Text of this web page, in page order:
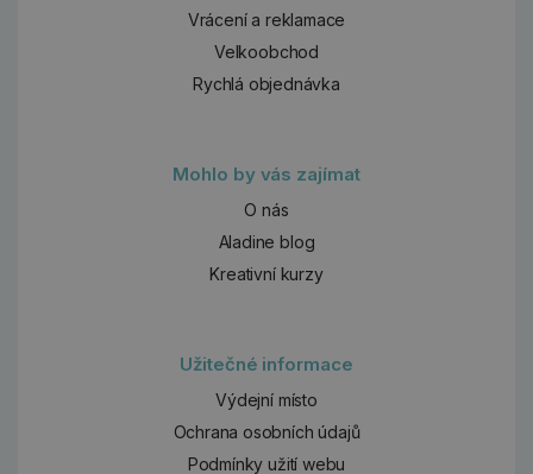
Vrácení a reklamace
Velkoobchod
Rychlá objednávka
Mohlo by vás zajímat
O nás
Aladine blog
Kreativní kurzy
Užitečné informace
Výdejní místo
Ochrana osobních údajů
Podmínky užití webu